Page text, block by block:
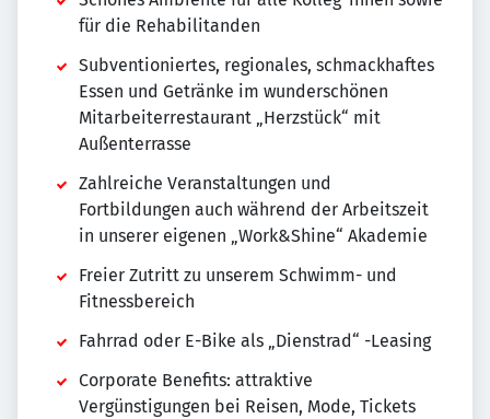
für die Rehabilitanden
Subventioniertes, regionales, schmackhaftes
Essen und Getränke im wunderschönen
Mitarbeiterrestaurant „Herzstück“ mit
Außenterrasse
Zahlreiche Veranstaltungen und
Fortbildungen auch während der Arbeitszeit
in unserer eigenen „Work&Shine“ Akademie
Freier Zutritt zu unserem Schwimm- und
Fitnessbereich
Fahrrad oder E-Bike als „Dienstrad“ -Leasing
Corporate Benefits: attraktive
Vergünstigungen bei Reisen, Mode, Tickets